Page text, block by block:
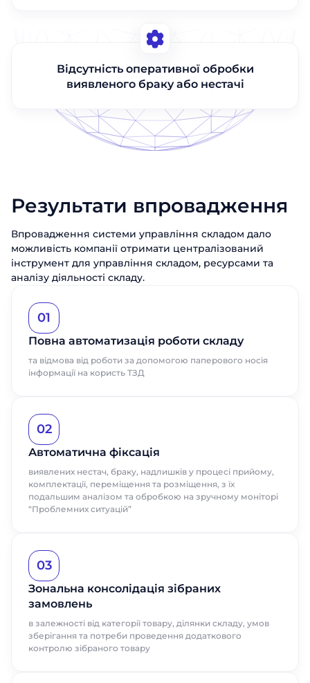
презентацію
Заповніть форму, щоб дізнатися
більше про продукти ABM Cloud
Ім'я
Відсутність оперативної обробки
виявленого браку або нестачі
Результати впровадження
Впровадження системи управління складом дало
можливість компанії отримати централізований
інструмент для управління складом, ресурсами та
аналізу діяльності складу.
01
Повна автоматизація роботи складу
та відмова від роботи за допомогою паперового носія
інформації на користь ТЗД
02
Автоматична фіксація
виявлених нестач, браку, надлишків у процесі прийому,
комплектації, переміщення та розміщення, з їх
подальшим аналізом та обробкою на зручному моніторі
“Проблемних ситуацій”
03
Зональна консолідація зібраних
замовлень
в залежності від категорії товару, ділянки складу, умов
зберігання та потреби проведення додаткового
контролю зібраного товару
консультацію
Дізнайтеся більше про ABM WMS
Ім'я
Замовити дзвінок